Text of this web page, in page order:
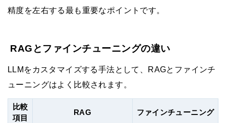
精度を左右する最も重要なポイントです。
RAGとファインチューニングの違い
LLMをカスタマイズする手法として、RAGとファインチ
ューニングはよく比較されます。
比較
項目
RAG ファインチューニング